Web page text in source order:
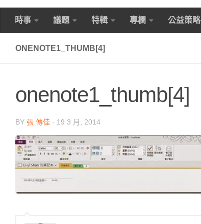
時事 議題 特輯 專欄 公益策略
ONENOTE1_THUMB[4]
onenote1_thumb[4]
BY 張 傳佳 · 19 3 月, 2014